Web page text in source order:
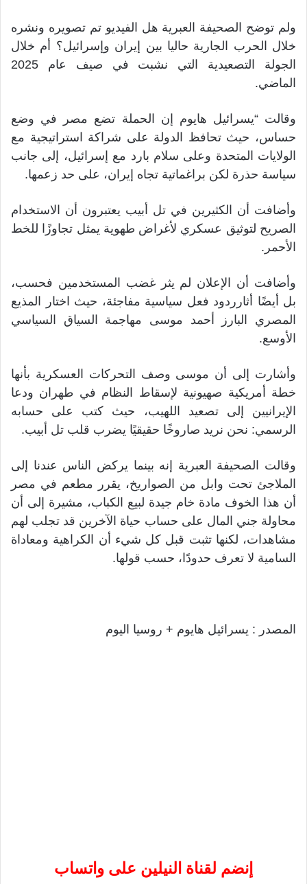
ولم توضح الصحيفة العبرية هل الفيديو تم تصويره ونشره
خلال الحرب الجارية حاليا بين إيران وإسرائيل؟ أم خلال
الجولة التصعيدية التي نشبت في صيف عام 2025
الماضي.
وقالت “يسرائيل هايوم إن الحملة تضع مصر في وضع
حساس، حيث تحافظ الدولة على شراكة استراتيجية مع
الولايات المتحدة وعلى سلام بارد مع إسرائيل، إلى جانب
سياسة حذرة لكن براغماتية تجاه إيران، على حد زعمها.
وأضافت أن الكثيرين في تل أبيب يعتبرون أن الاستخدام
الصريح لتوثيق عسكري لأغراض طهوية يمثل تجاوزًا للخط
الأحمر.
وأضافت أن الإعلان لم يثر غضب المستخدمين فحسب،
بل أيضًا أثارردود فعل سياسية مفاجئة، حيث اختار المذيع
المصري البارز أحمد موسى مهاجمة السياق السياسي
الأوسع.
وأشارت إلى أن موسى وصف التحركات العسكرية بأنها
خطة أمريكية صهيونية لإسقاط النظام في طهران ودعا
الإيرانيين إلى تصعيد اللهيب، حيث كتب على حسابه
الرسمي: نحن نريد صاروخًا حقيقيًا يضرب قلب تل أبيب.
وقالت الصحيفة العبرية إنه بينما يركض الناس عندنا إلى
الملاجئ تحت وابل من الصواريخ، يقرر مطعم في مصر
أن هذا الخوف مادة خام جيدة لبيع الكباب، مشيرة إلى أن
محاولة جني المال على حساب حياة الآخرين قد تجلب لهم
مشاهدات، لكنها تثبت قبل كل شيء أن الكراهية ومعاداة
السامية لا تعرف حدودًا، حسب قولها.
المصدر : يسرائيل هايوم + روسيا اليوم
إنضم لقناة النيلين على واتساب